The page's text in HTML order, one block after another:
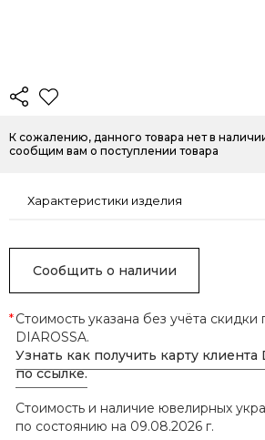
К сожалению, данного товара нет в
сообщим вам о поступлении товара
Характеристики изделия
Сообщить о наличии
*Стоимость указана без учёта скидки
DIAROSSA.
Узнать как получить карту
по ссылке.
Стоимость и наличие ювелирных
по состоянию на 09.08.2026 г.